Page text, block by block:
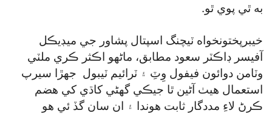
به ٿي پوي ٿو.
خيبرپختونخواه ٽيچنگ اسپتال پشاور جي ميڊيڪل
آفيسر ڊاڪٽر سعود مطابق، ماڻهو اڪثر ڪري ملٽي
وٽامن دوائون فيفول وِٽِ ۽ ٽرائيم ٽيبول جهڙا سيرپ
استعمال هيٺ آڻين ٿا جيڪي گھڻي کاڌي کي هضم
ڪرڻ لاءِ مددگار ثابت هوندا ۽ ان سان گڏ ئي هو